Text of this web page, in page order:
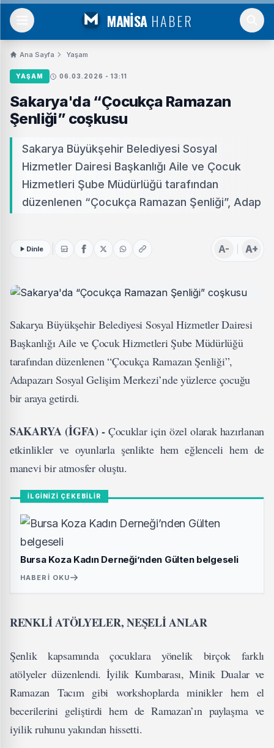
MANİSA HABER
Ana Sayfa Yaşam
YAŞAM 06.03.2026 - 13:11
Sakarya'da “Çocukça Ramazan
Şenliği” coşkusu
Sakarya Büyükşehir Belediyesi Sosyal
Hizmetler Dairesi Başkanlığı Aile ve Çocuk
Hizmetleri Şube Müdürlüğü tarafından
düzenlenen “Çocukça Ramazan Şenliği”, Adap
Dinle A- A+
Sakarya Büyükşehir Belediyesi Sosyal Hizmetler Dairesi
Başkanlığı Aile ve Çocuk Hizmetleri Şube Müdürlüğü
tarafından düzenlenen “Çocukça Ramazan Şenliği”,
Adapazarı Sosyal Gelişim Merkezi’nde yüzlerce çocuğu
bir araya getirdi.
SAKARYA (İGFA) - Çocuklar için özel olarak hazırlanan
etkinlikler ve oyunlarla şenlikte hem eğlenceli hem de
manevi bir atmosfer oluştu.
İLGİNİZİ ÇEKEBİLİR
Bursa Koza Kadın Derneği’nden Gülten belgeseli
HABERI OKU
RENKLİ ATÖLYELER, NEŞELİ ANLAR
Şenlik kapsamında çocuklara yönelik birçok farklı
atölyeler düzenlendi. İyilik Kumbarası, Minik Dualar ve
Ramazan Tacım gibi workshoplarda minikler hem el
becerilerini geliştirdi hem de Ramazan’ın paylaşma ve
iyilik ruhunu yakından hissetti.